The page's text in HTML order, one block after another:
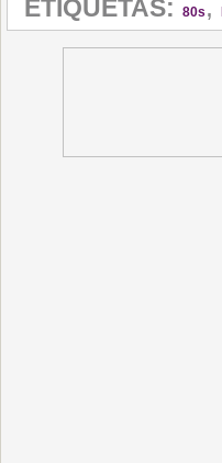
ETIQUETAS: 80s ,